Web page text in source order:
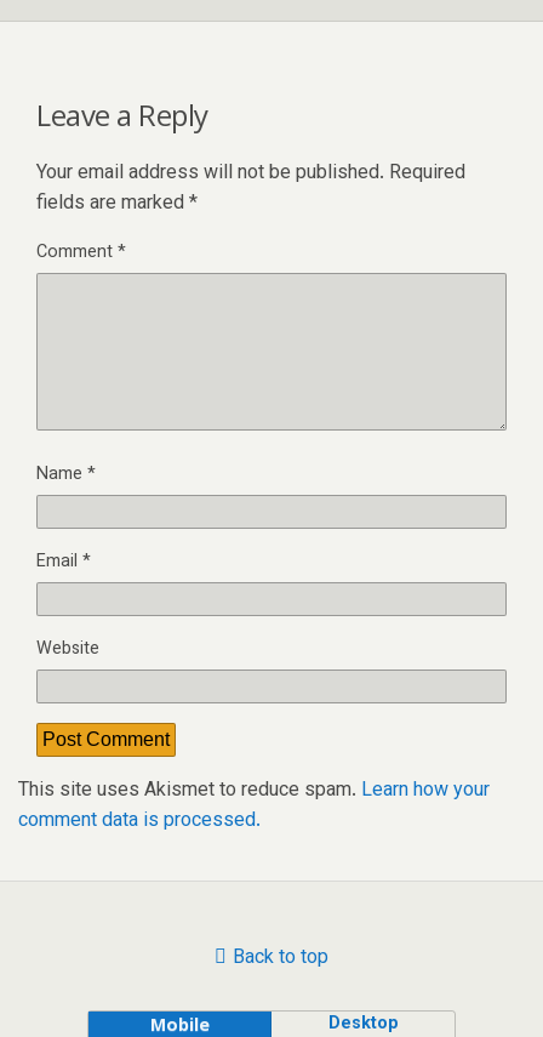
Leave a Reply
Your email address will not be published. Required
fields are marked *
Comment*
Name *
Email *
Website
This site uses Akismet to reduce spam. Learn how your
comment data is processed.
Back to top
Mobile Desktop